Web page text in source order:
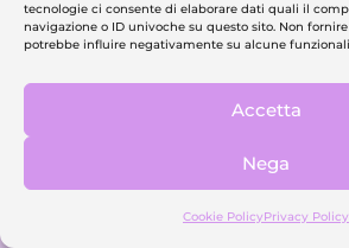
tecnologie ci consente di elaborare dati quali il
navigazione o ID univoche su questo sito. Non
potrebbe influire negativamente su alcune
Accetta
Nega
Cookie PolicyPrivacy Policy
Follower Playlist Spotify
Spotify Album Plays
Spotify Podcast Plays
Ascoltatori Mensili Spotify
Twitch